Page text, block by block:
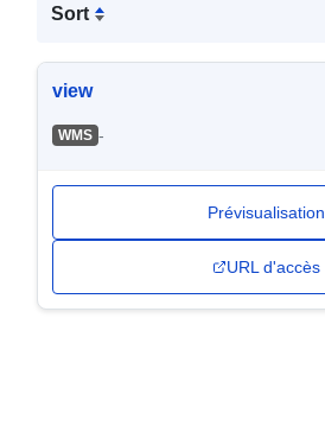
Sort
view
WMS -
Prévisualisation
URL d'accès